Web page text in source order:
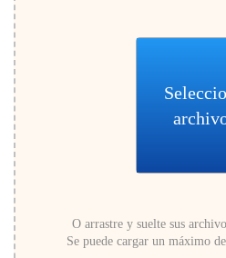
O arrastre y suelte sus
Se puede cargar un máximo